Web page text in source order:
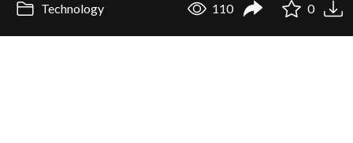
Technology 110 0